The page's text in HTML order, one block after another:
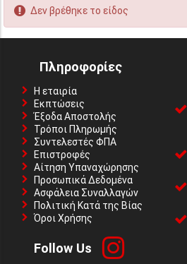
Δεν βρέθηκε το είδος
Πληροφορίες
Η εταιρία
Εκπτώσεις
Έξοδα Αποστολής
Τρόποι Πληρωμής
Συντελεστές ΦΠΑ
Επιστροφές
Αίτηση Υπαναχώρησης
Προσωπικά Δεδομένα
Ασφάλεια Συναλλαγών
Πολιτική Κατά της Βίας
Όροι Χρήσης
Follow Us